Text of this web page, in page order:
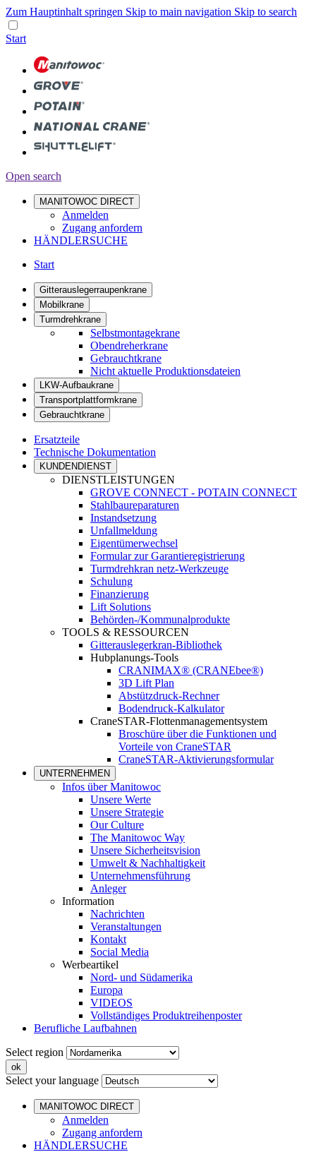
Zum Hauptinhalt springen Skip to main navigation Skip to search
Start
Open search
MANITOWOC DIRECT
Anmelden
Zugang anfordern
HÄNDLERSUCHE
Start
Gitterauslegerraupenkrane
Mobilkrane
Turmdrehkrane
Selbstmontagekrane
Obendreherkrane
Gebrauchtkrane
Nicht aktuelle Produktionsdateien
LKW-Aufbaukrane
Transportplattformkrane
Gebrauchtkrane
Ersatzteile
Technische Dokumentation
KUNDENDIENST
DIENSTLEISTUNGEN
GROVE CONNECT - POTAIN CONNECT
Stahlbaureparaturen
Instandsetzung
Unfallmeldung
Eigentümerwechsel
Formular zur Garantieregistrierung
Turmdrehkran netz-Werkzeuge
Schulung
Finanzierung
Lift Solutions
Behörden-/Kommunalprodukte
TOOLS & RESSOURCEN
Gitterauslegerkran-Bibliothek
Hubplanungs-Tools
CRANIMAX® (CRANEbee®)
3D Lift Plan
Abstützdruck-Rechner
Bodendruck-Kalkulator
CraneSTAR-Flottenmanagementsystem
Broschüre über die Funktionen und
Vorteile von CraneSTAR
CraneSTAR-Aktivierungsformular
UNTERNEHMEN
Infos über Manitowoc
Unsere Werte
Unsere Strategie
Our Culture
The Manitowoc Way
Unsere Sicherheitsvision
Umwelt & Nachhaltigkeit
Unternehmensführung
Anleger
Information
Nachrichten
Veranstaltungen
Kontakt
Social Media
Werbeartikel
Nord- und Südamerika
Europa
VIDEOS
Vollständiges Produktreihenposter
Berufliche Laufbahnen
Select region
Select your language
MANITOWOC DIRECT
Anmelden
Zugang anfordern
HÄNDLERSUCHE